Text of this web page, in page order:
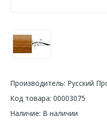
Производитель: Русский
Код товара: 00003075
Наличие: В наличии